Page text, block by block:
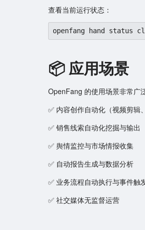
查看当前运行状态：
openfang hand status
📦 应用场景
OpenFang 的使用场景非常广
✅ 内容创作自动化（视频剪辑
✅ 销售线索自动化挖掘与输出
✅ 舆情监控与市场情报收集
✅ 自动报告生成与数据分析
✅ 业务流程自动执行与事件触
✅ 社交媒体无监督运营